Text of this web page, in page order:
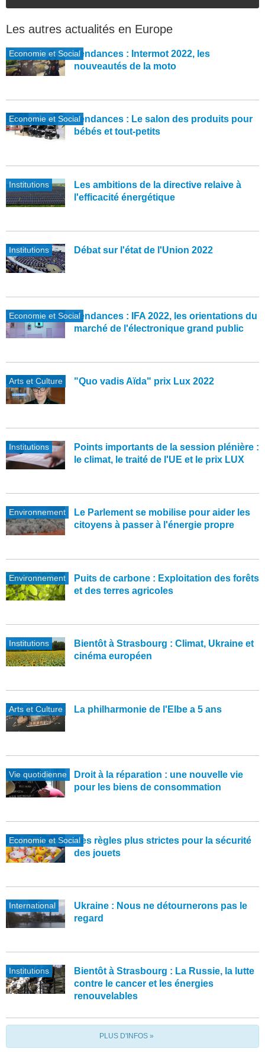
Les autres actualités en Europe
Economie et SocialTendances : Intermot 2022, les
nouveautés de la moto
Economie et SocialTendances : Le salon des produits pour
bébés et tout-petits
Institutions
Les ambitions de la directive relaive à
l'efficacité énergétique
Institutions Débat sur l'état de l'Union 2022
Economie et SocialTendances : IFA 2022, les orientations du
marché de l'électronique grand public
Arts et Culture "Quo vadis Aïda" prix Lux 2022
Institutions
Points importants de la session plénière :
le climat, le traité de l'UE et le prix LUX
Environnement
Le Parlement se mobilise pour aider les
citoyens à passer à l'énergie propre
Environnement
Puits de carbone : Exploitation des forêts
et des terres agricoles
Institutions
Bientôt à Strasbourg : Climat, Ukraine et
cinéma européen
Arts et Culture La philharmonie de l'Elbe a 5 ans
Vie quotidienne
Droit à la réparation : une nouvelle vie
pour les biens de consommation
Economie et SocialDes règles plus strictes pour la sécurité
des jouets
International
Ukraine : Nous ne détournerons pas le
regard
Institutions
Bientôt à Strasbourg : La Russie, la lutte
contre le cancer et les énergies
renouvelables
PLUS D'INFOS »